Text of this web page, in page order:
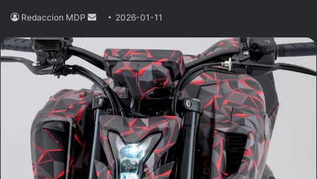
Redaccion MDP
Send
email
2026-01-11